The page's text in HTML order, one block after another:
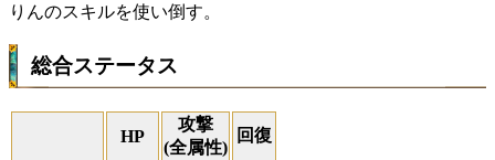
りんのスキルを使い倒す。
総合ステータス
HP
攻撃
(全属性)
回復